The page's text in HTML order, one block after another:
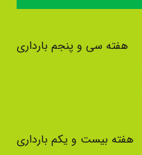
هفته سی و پنجم بارداری
هفته بیست و یکم بارداری